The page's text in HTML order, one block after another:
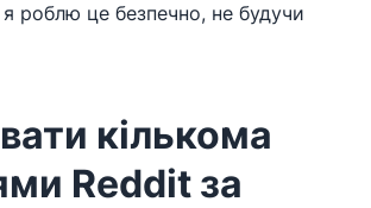
роблю це безпечно, не будучи
кількома
Reddit за